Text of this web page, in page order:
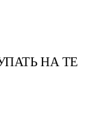
НА ТЕ